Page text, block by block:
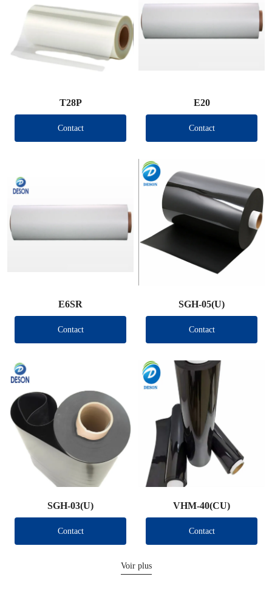
T28P
Contact
E20
Contact
E6SR
Contact
SGH-05(U)
Contact
SGH-03(U)
Contact
VHM-40(CU)
Contact
Voir plus